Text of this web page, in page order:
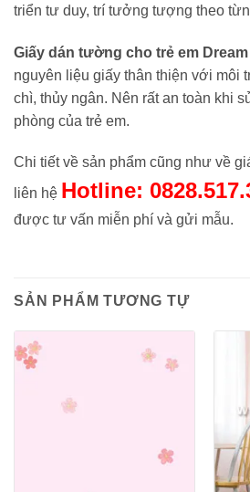
triển tư duy, trí tưởng tượng theo
Giấy dán tường cho trẻ em Dream
nguyên liệu giấy thân thiện với môi
chì, thủy ngân. Nên rất an toàn khi
phòng của trẻ em.
Chi tiết về sản phẩm cũng như về
liên hệ Hotline:
được tư vấn miễn phí và gửi mẫu.
SẢN PHẨM TƯƠNG TỰ